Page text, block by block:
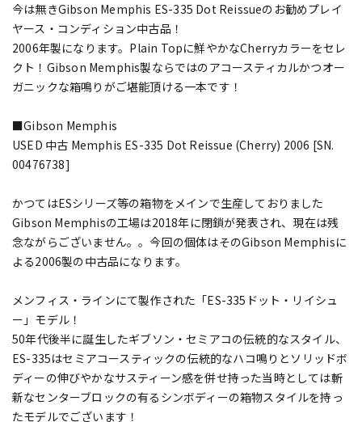
今は無きGibson Memphis ES-335 Dot Reissueのお勧めプレイ
ヤース・コンディション中古品！
2006年製になります。Plain Topに鮮やかなCherryカラーをセレ
クト！Gibson Memphis製ならではのアコースティカルかつオー
ガニックな箱鳴りがご堪能頂ける一本です！
■Gibson Memphis
USED 中古 Memphis ES-335 Dot Reissue (Cherry) 2006 [SN.
00476738]
かつてはESシリーズ等の箱物をメインで生産しておりました
Gibson Memphisの工場は2018年に閉鎖が発表され、現在は残
念ながらございません。。今回の個体はそのGibson Memphisに
よる2006製の中古品になります。
メンフィス・ラインにて製作された「ES-335ドット・リイシュ
ー」モデル！
50年代後半に誕生したギブソン・セミアコの伝統的なスタイル、
ES-335はセミアコースティックの伝統的なハコ鳴りとソリッドボ
ディーの伸びやかなサスティーン感を併せ持った当時としては斬
新なセンターブロックの有るシンボディーの箱物スタイルを持っ
たモデルでございます！